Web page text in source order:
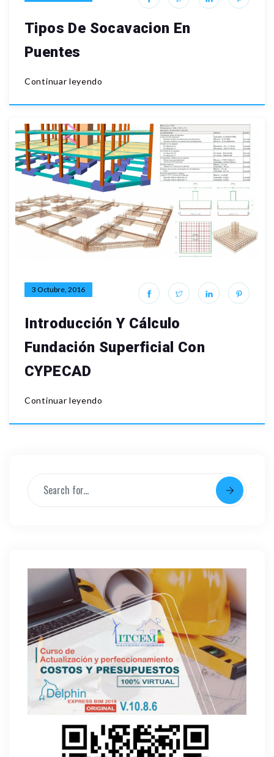
Tipos De Socavacion En
Puentes
Continuar leyendo
3 Octubre, 2016
Introducción Y Cálculo
Fundación Superficial Con
CYPECAD
Continuar leyendo